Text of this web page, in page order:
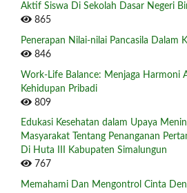
Aktif Siswa Di Sekolah Dasar Negeri
865
Penerapan Nilai-nilai Pancasila Dalam
846
Work-Life Balance: Menjaga Harmoni
Kehidupan Pribadi
809
Edukasi Kesehatan dalam Upaya
Masyarakat Tentang Penanganan
Di Huta III Kabupaten Simalungun
767
Memahami Dan Mengontrol Cinta